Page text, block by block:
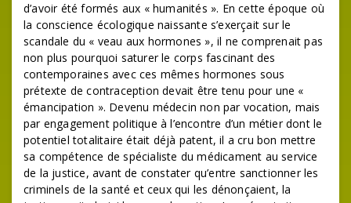
d’avoir été formés aux « humanités ». En cette époque où
la conscience écologique naissante s’exerçait sur le
scandale du « veau aux hormones », il ne comprenait pas
non plus pourquoi saturer le corps fascinant des
contemporaines avec ces mêmes hormones sous
prétexte de contraception devait être tenu pour une «
émancipation ». Devenu médecin non par vocation, mais
par engagement politique à l’encontre d’un métier dont le
potentiel totalitaire était déjà patent, il a cru bon mettre
sa compétence de spécialiste du médicament au service
de la justice, avant de constater qu’entre sanctionner les
criminels de la santé et ceux qui les dénonçaient, la